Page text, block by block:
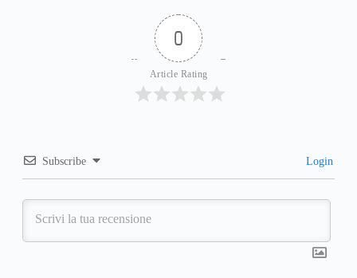
0
Article Rating
Subscribe Login